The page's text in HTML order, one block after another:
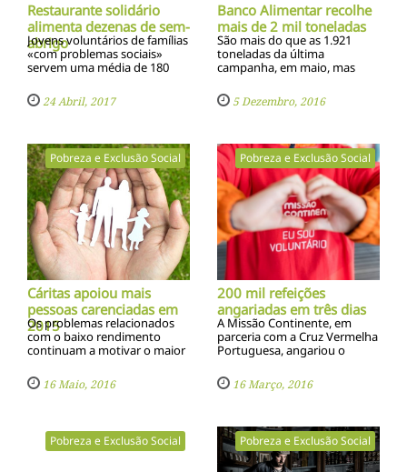
Restaurante solidário
alimenta dezenas de sem-
abrigo
Jovens voluntários de famílias
«com problemas sociais»
servem uma média de 180
e outras pessoas carenciadas
da cidade do Porto
24 Abril, 2017
Banco Alimentar recolhe
mais de 2 mil toneladas
São mais do que as 1.921
toneladas da última
campanha, em maio, mas
angariadas há um ano
5 Dezembro, 2016
Pobreza e Exclusão Social
Cáritas apoiou mais
pessoas carenciadas em
2015
Os problemas relacionados
com o baixo rendimento
continuam a motivar o maior
16 Maio, 2016
Pobreza e Exclusão Social
200 mil refeições
angariadas em três dias
A Missão Continente, em
parceria com a Cruz Vermelha
Portuguesa, angariou o
refeições, que serão
distribuídas por cerca de
16 Março, 2016
Pobreza e Exclusão Social Pobreza e Exclusão Social